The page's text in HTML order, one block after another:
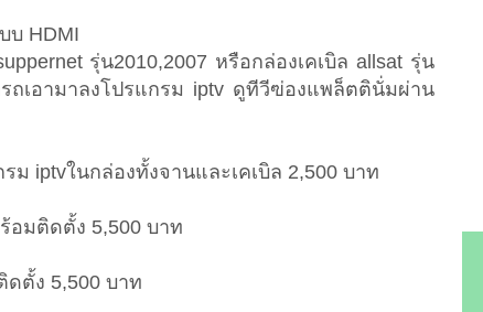
บ HDMI
รุ่น2010,2007 หรือกล่องเคเบิล allsat รุ่น
ถเอามาลงโปรแกรม iptv ดูทีวีฃ่องแพล็ตตินั่มผ่าน
ม iptvในกล่องทั้งจานและเคเบิล 2,500 บาท
อมติดตั้ง 5,500 บาท
ดตั้ง 5,500 บาท